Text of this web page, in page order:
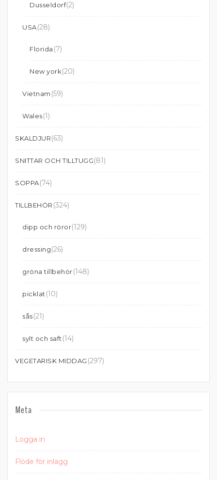
Dusseldorf(2)
USA(28)
Florida (7)
New york(20)
Vietnam (59)
Wales(1)
SKALDJUR(63)
SNITTAR OCH TILLTUGG(81)
SOPPA(74)
TILLBEHÖR (324)
dipp och röror(129)
dressing(26)
gröna tillbehör(148)
picklat (10)
sås(21)
sylt och saft (14)
VEGETARISK MIDDAG (297)
Meta
Logga in
Flöde för inlägg